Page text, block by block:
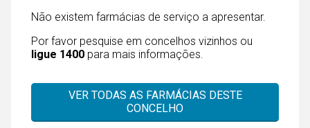
Coimbra
Évora
Leiria
Não existem farmácias de serviço a apresentar.
Por favor pesquise em concelhos vizinhos ou
ligue 1400para mais informações.
VER TODAS AS FARMÁCIAS DESTE
CONCELHO